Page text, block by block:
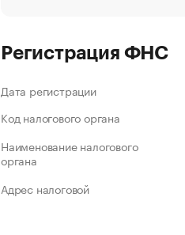
Регистрация ФНС
Дата регистрации
Код налогового органа
Наименование налогового
органа
Адрес налоговой